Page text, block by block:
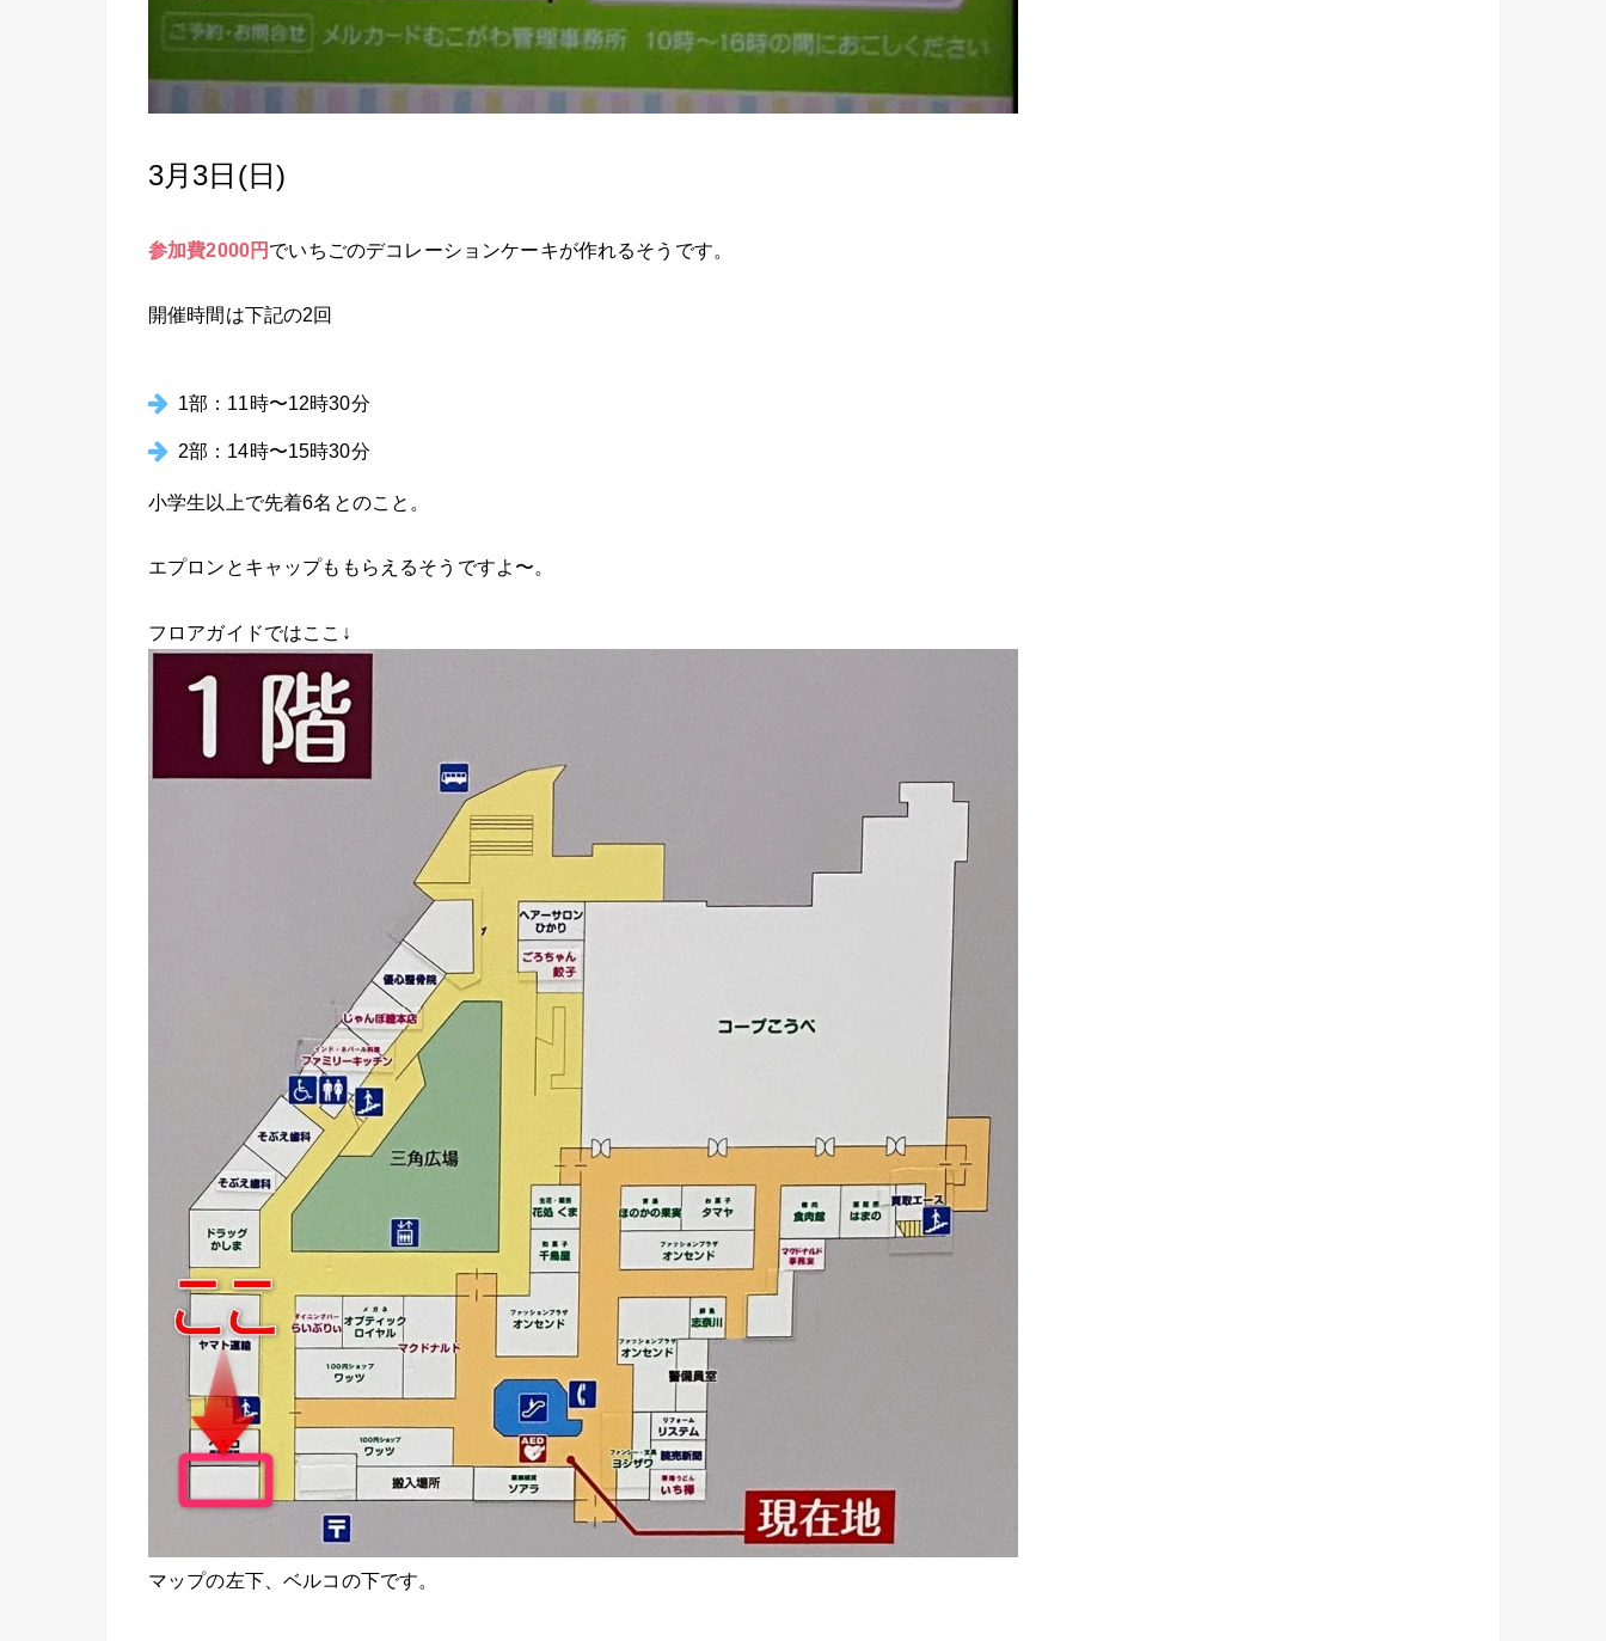
3月3日(日)
参加費2000円 でいちごのデコレーションケーキが作れるそうです。
開催時間は下記の2回
1部：11時〜12時30分
2部：14時〜15時30分
小学生以上で先着6名とのこと。
エプロンとキャップももらえるそうですよ〜。
フロアガイドではここ↓
マップの左下、ベルコの下です。